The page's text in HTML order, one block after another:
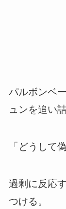
パルボンベ
ュンを追い
「どうして
過剰に反応
つける。